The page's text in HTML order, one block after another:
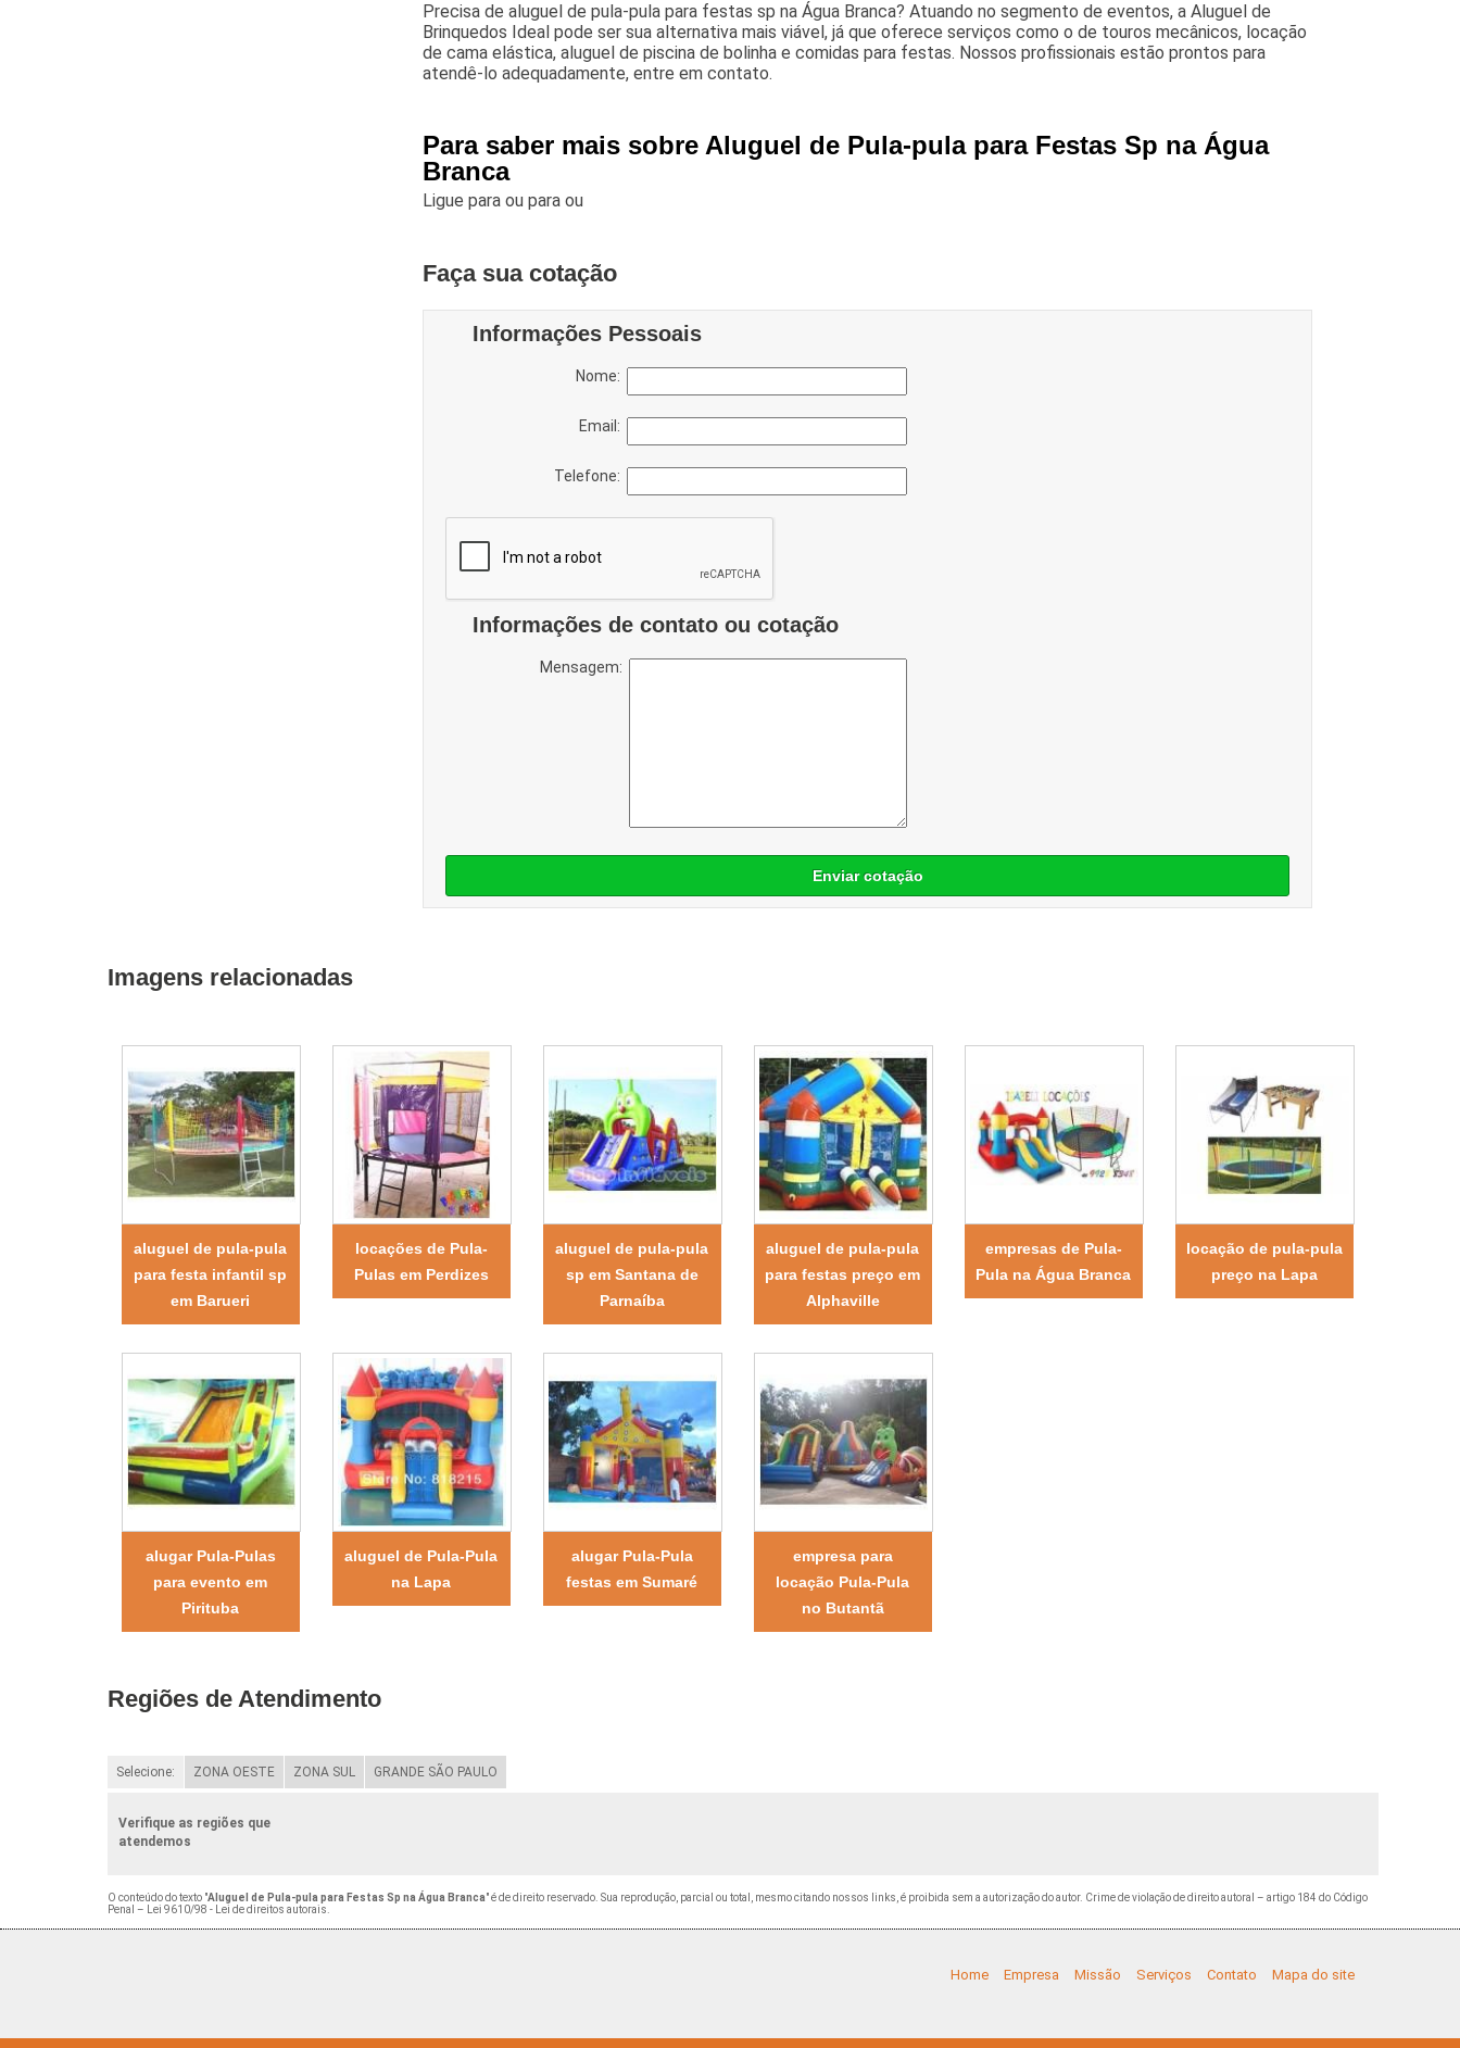
Precisa de aluguel de pula-pula para festas sp na Água Branca? Atuando no segmento de eventos, a Aluguel de
Brinquedos Ideal pode ser sua alternativa mais viável, já que oferece serviços como o de touros mecânicos, locação
de cama elástica, aluguel de piscina de bolinha e comidas para festas. Nossos profissionais estão prontos para
atendê-lo adequadamente, entre em contato.
Para saber mais sobre Aluguel de Pula-pula para Festas Sp na Água
Branca
Ligue paraou paraou
Faça sua cotação
Informações Pessoais
Nome:
Email:
Telefone:
Informações de contato ou cotação
Mensagem:
Enviar cotação
Imagens relacionadas
aluguel de pula-pula
para festa infantil sp
em Barueri
locações de Pula-
Pulas em Perdizes
aluguel de pula-pula
sp em Santana de
Parnaíba
aluguel de pula-pula
para festas preço em
Alphaville
empresas de Pula-
Pula na Água Branca
locação de pula-pula
preço na Lapa
alugar Pula-Pulas
para evento em
Pirituba
aluguel de Pula-Pula
na Lapa
alugar Pula-Pula
festas em Sumaré
empresa para
locação Pula-Pula
no Butantã
Regiões de Atendimento
Selecione: ZONA OESTE ZONA SUL GRANDE SÃO PAULO
Verifique as regiões que
atendemos
O conteúdo do texto "Aluguel de Pula-pula para Festas Sp na Água Branca" é de direito reservado. Sua reprodução, parcial ou total, mesmo citando nossos links, é proibida sem a autorização do autor. Crime de violação de direito autoral – artigo 184 do Código
Penal –
Lei 9610/98 - Lei de direitos autorais
Home Empresa Missão Serviços Contato Mapa do site